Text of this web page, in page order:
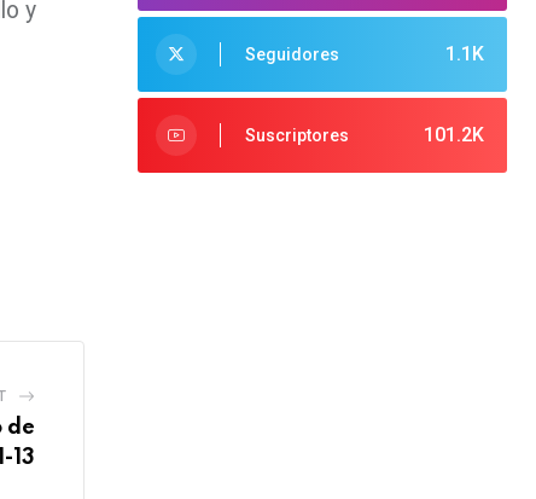
y
de
13
1.1K
Seguidores
101.2K
Suscriptores